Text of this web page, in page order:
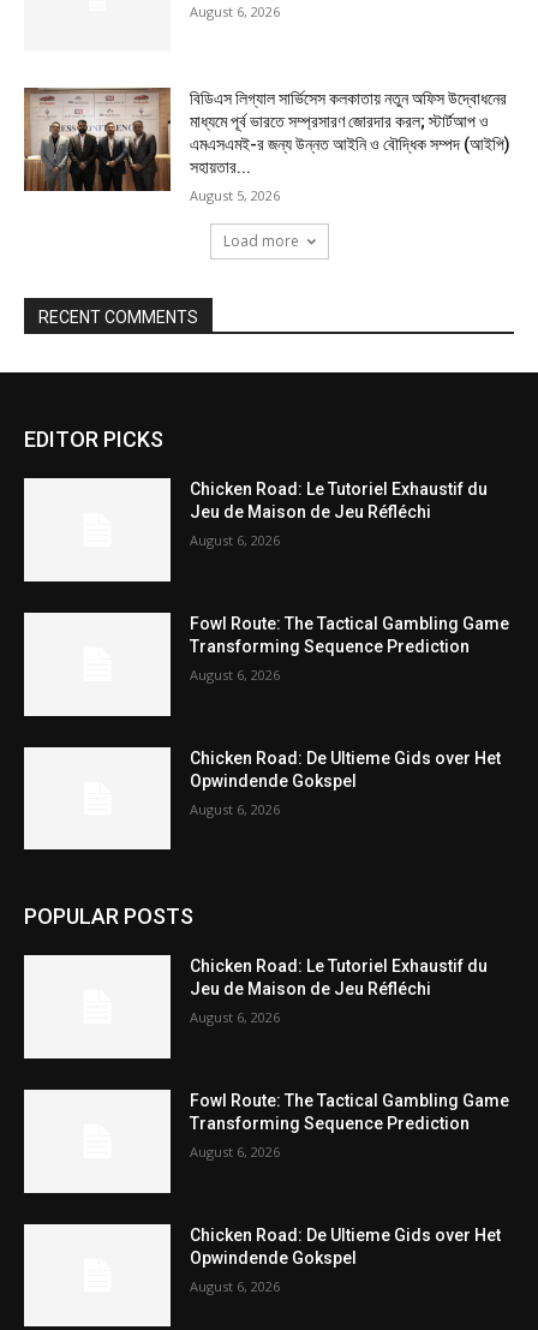
August 6, 2026
বিডিএস লিগ্যাল সার্ভিসেস কলকাতায় নতুন অফিস উদ্বোধনের
মাধ্যমে পূর্ব ভারতে সম্প্রসারণ জোরদার করল; স্টার্টআপ ও
এমএসএমই-র জন্য উন্নত আইনি ও বৌদ্ধিক সম্পদ (আইপি)
সহায়তার...
August 5, 2026
Load more
RECENT COMMENTS
EDITOR PICKS
Chicken Road: Le Tutoriel Exhaustif du
Jeu de Maison de Jeu Réfléchi
August 6, 2026
Fowl Route: The Tactical Gambling Game
Transforming Sequence Prediction
August 6, 2026
Chicken Road: De Ultieme Gids over Het
Opwindende Gokspel
August 6, 2026
POPULAR POSTS
Chicken Road: Le Tutoriel Exhaustif du
Jeu de Maison de Jeu Réfléchi
August 6, 2026
Fowl Route: The Tactical Gambling Game
Transforming Sequence Prediction
August 6, 2026
Chicken Road: De Ultieme Gids over Het
Opwindende Gokspel
August 6, 2026